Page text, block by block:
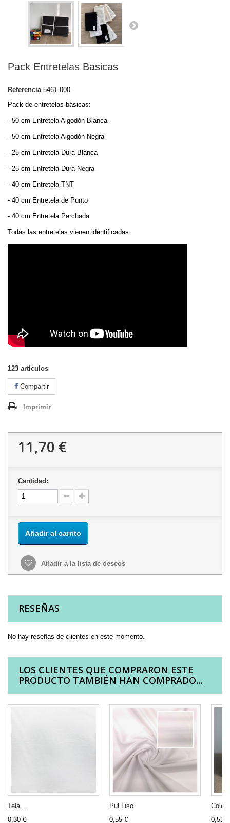
Pack Entretelas Basicas
Referencia 5461-000
Pack de entretelas básicas:
- 50 cm Entretela Algodón Blanca
- 50 cm Entretela Algodón Negra
- 25 cm Entretela Dura Blanca
- 25 cm Entretela Dura Negra
- 40 cm Entretela TNT
- 40 cm Entretela de Punto
- 40 cm Entretela Perchada
Todas las entretelas vienen identificadas.
123 artículos
Compartir
Imprimir
11,70 €
Cantidad:
Añadir al carrito
Añadir a la lista de deseos
RESEÑAS
No hay reseñas de clientes en este momento.
LOS CLIENTES QUE COMPRARON ESTE
PRODUCTO TAMBIÉN HAN COMPRADO...
Tela...
0,30 €
Pul Liso
0,55 €
0,53 €